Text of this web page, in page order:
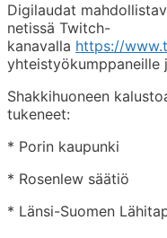
Digilaudat
netissä Twitch-
kanavalla https://
yhteistyökumppaneille
Shakkihuoneen
tukeneet:
* Porin kaupunki
* Rosenlew säätiö
* Länsi-Suomen